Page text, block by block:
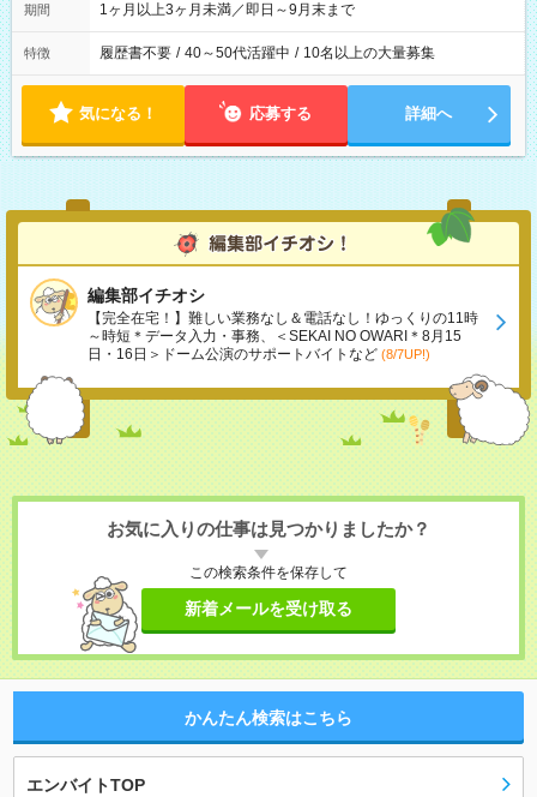
期間 1ヶ月以上3ヶ月未満／即日～9月末まで
特徴 履歴書不要 / 40～50代活躍中 / 10名以上の大量募集
気になる！ 応募する 詳細へ
編集部イチオシ
【完全在宅！】難しい業務なし＆電話なし！ゆっくりの11時
～時短＊データ入力・事務、＜SEKAI NO OWARI＊8月15
日・16日＞ドーム公演のサポートバイトなど (8/7UP!)
お気に入りの仕事は見つかりましたか？
この検索条件を保存して
新着メールを受け取る
かんたん検索はこちら
エンバイトTOP